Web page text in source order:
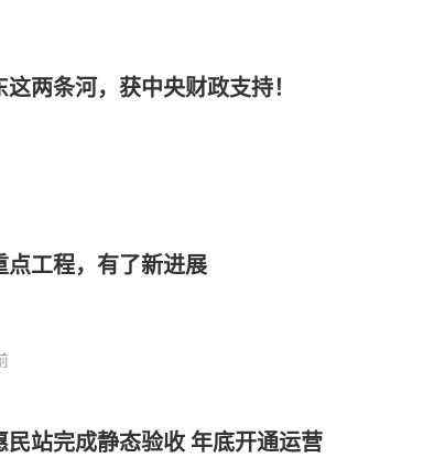
两条河，获中央财政支持！
点工程，有了新进展
民站完成静态验收 年底开通运营